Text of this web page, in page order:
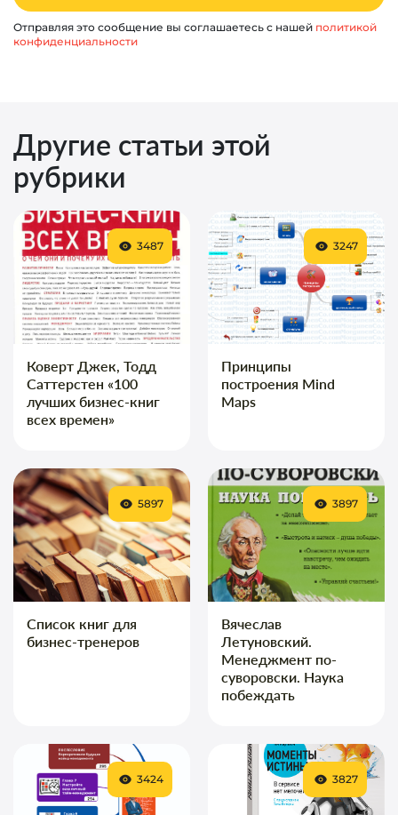
Отправляя это сообщение вы соглашаетесь с нашей политикой
конфиденциальности
Другие статьи этой
рубрики
Коверт Джек, Тодд
Саттерстен «100
лучших бизнес-книг
всех времен»
3487
Принципы
построения Mind
Maps
3247
Список книг для
бизнес-тренеров
5897
Вячеслав
Летуновский.
Менеджмент по-
суворовски. Наука
побеждать
3897
3424 3827